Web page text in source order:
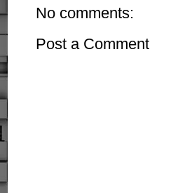
No comments:
Post a Comment